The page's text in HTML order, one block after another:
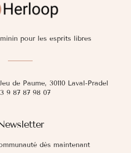
dès maintenant
pour les esprits libres
de Paume, 30110 Laval-Pradel
9 87 87 98 07